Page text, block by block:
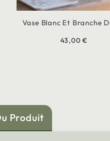
Vase Blanc Et Branche
43,00 €
Produit